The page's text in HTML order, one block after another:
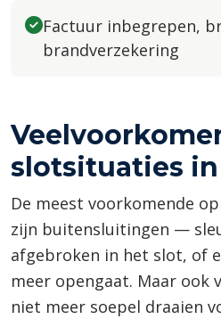
Factuur inbegrepen,
brandverzekering
slotsituaties
De meest voorkomende
zijn buitensluitingen —
afgebroken in het slot, of
meer opengaat. Maar ook
niet meer soepel draaien